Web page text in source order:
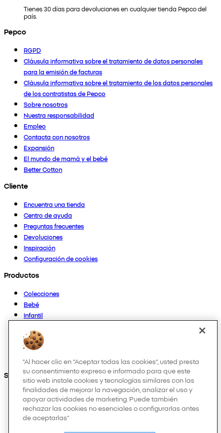
Tienes 30 días para devoluciones en cualquier tienda Pepco del
país.
Pepco
RGPD
Cláusula informativa sobre el tratamiento de datos personales
para la emisión de facturas
Cláusula informativa sobre el tratamiento de los datos personales
de los contratistas de Pepco
Sobre nosotros
Nuestra responsabilidad
Empleo
Contacta con nosotros
Expansión
El mundo de mamá y el bebé
Better Cotton
Cliente
Encuentra una tienda
Centro de ayuda
Preguntas frecuentes
Devoluciones
Inspiración
Configuración de cookies
Productos
Colecciones
Bebé
Infantil
Mujer
Hombre
Otros
Síguenos en:
"Al hacer clic en “Aceptar todas las cookies”, usted presta
su consentimiento expreso e informado para que este
sitio web instale cookies y tecnologías similares con las
finalidades de mejorar la navegación, analizar el uso y
apoyar actividades de marketing. Puede también
rechazar las cookies no esenciales o configurarlas antes
de aceptarlas"